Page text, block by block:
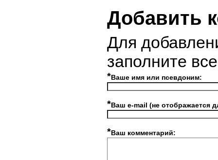
Добавить
Для
заполните
*Ваше имя или псевдоним:
*Ваш e-mail (не отображается
*Ваш комментарий: